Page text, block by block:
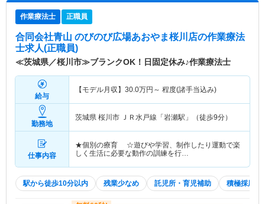
作業療法士 正職員
合同会社青山 のびのび広場あおやま桜川店の作業療法
士求人(正職員)
≪茨城県／桜川市≫ブランクOK！日固定休み♪作業療法士
給与
【モデル月収】 30.0万円～ 程度(諸手当込み)
勤務地
茨城県 桜川市 ＪＲ水戸線「岩瀬駅」（徒歩9分）
仕事内容
★個別の療育 ☆遊びや学習、制作したり運動で楽
しく生活に必要な動作の訓練を行…
駅から徒歩10分以内 残業少なめ 託児所・育児補助 積極採用中